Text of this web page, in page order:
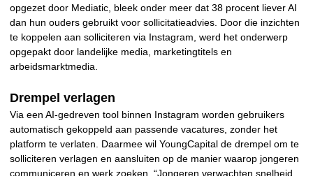
opgezet door Mediatic, bleek onder meer dat 38 procent liever AI
dan hun ouders gebruikt voor sollicitatieadvies. Door die inzichten
te koppelen aan solliciteren via Instagram, werd het onderwerp
opgepakt door landelijke media, marketingtitels en
arbeidsmarktmedia.
Drempel verlagen
Via een AI-gedreven tool binnen Instagram worden gebruikers
automatisch gekoppeld aan passende vacatures, zonder het
platform te verlaten. Daarmee wil YoungCapital de drempel om te
solliciteren verlagen en aansluiten op de manier waarop jongeren
communiceren en werk zoeken. “Jongeren verwachten snelheid,